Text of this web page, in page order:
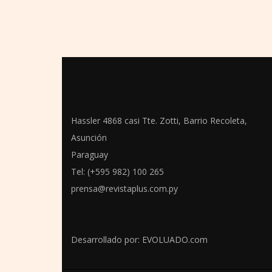
Hassler 4868 casi Tte. Zotti, Barrio Recoleta,
Asunción
Paraguay
Tel: (+595 982) 100 265
prensa@revistaplus.com.py
Desarrollado por: EVOLUADO.com